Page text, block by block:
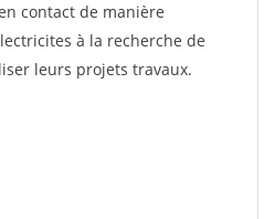
contact de manière
à la recherche de
leurs projets travaux.